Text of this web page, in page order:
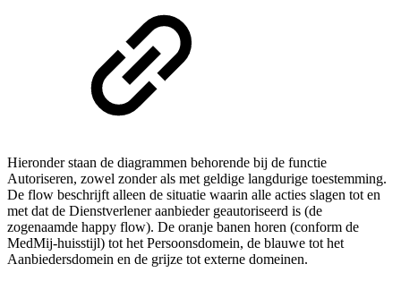
Hieronder staan de diagrammen behorende bij de functie
Autoriseren, zowel zonder als met geldige langdurige toestemming.
De flow beschrijft alleen de situatie waarin alle acties slagen tot en
met dat de Dienstverlener aanbieder geautoriseerd is (de
zogenaamde happy flow). De oranje banen horen (conform de
MedMij-huisstijl) tot het Persoonsdomein, de blauwe tot het
Aanbiedersdomein en de grijze tot externe domeinen.